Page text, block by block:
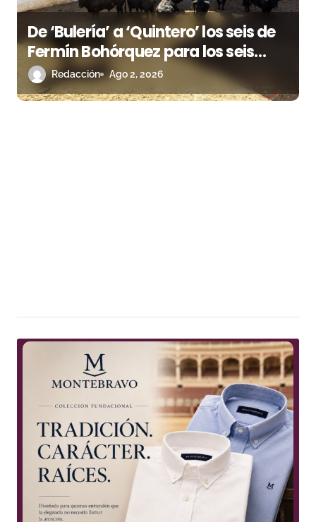
De ‘Bulería’ a ‘Quintero’ los seis de
Fermín Bohórquez para los seis
rejoneadores esta tarde en Huelva
Redacción Ago 2, 2026